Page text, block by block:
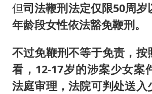
但司法鞭刑法定仅限50周岁
年龄段女性依法豁免鞭刑。
不过免鞭刑不等于免责，按
看，12-17岁的涉案少女案
法庭审理，法院可判处送入